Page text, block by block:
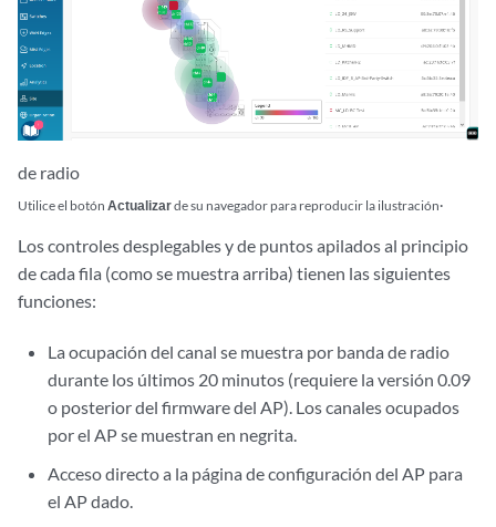
de radio
Utilice el botón Actualizarde su navegador para reproducir la ilustración
Los controles desplegables y de puntos apilados al principio
de cada fila (como se muestra arriba) tienen las siguientes
funciones:
La ocupación del canal se muestra por banda de radio
durante los últimos 20 minutos (requiere la versión 0.09
o posterior del firmware del AP). Los canales ocupados
por el AP se muestran en negrita.
Acceso directo a la página de configuración del AP para
el AP dado.